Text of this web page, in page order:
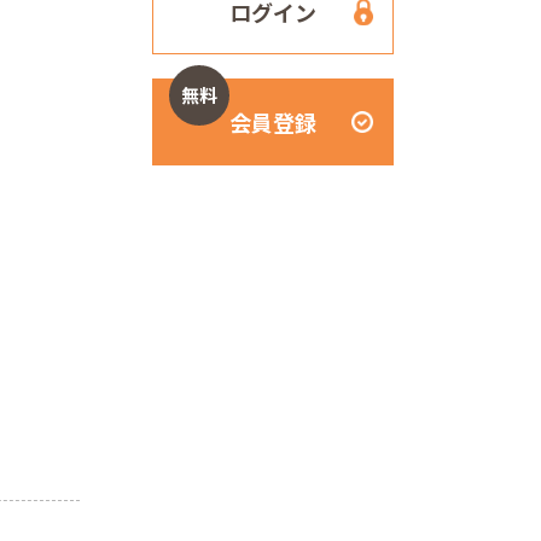
ログイン
無料
会員登録